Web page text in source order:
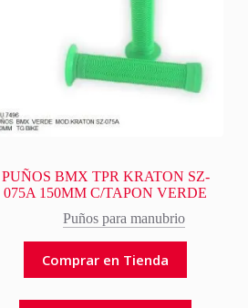
PUÑOS BMX TPR KRATON SZ-
075A 150MM C/TAPON VERDE
Puños para manubrio
Comprar en Tienda